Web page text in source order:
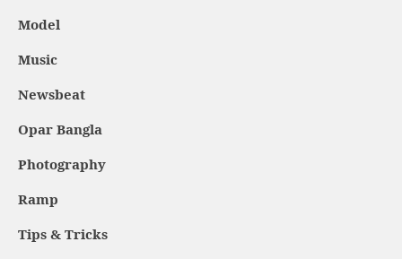
Model
Music
Newsbeat
Opar Bangla
Photography
Ramp
Tips & Tricks